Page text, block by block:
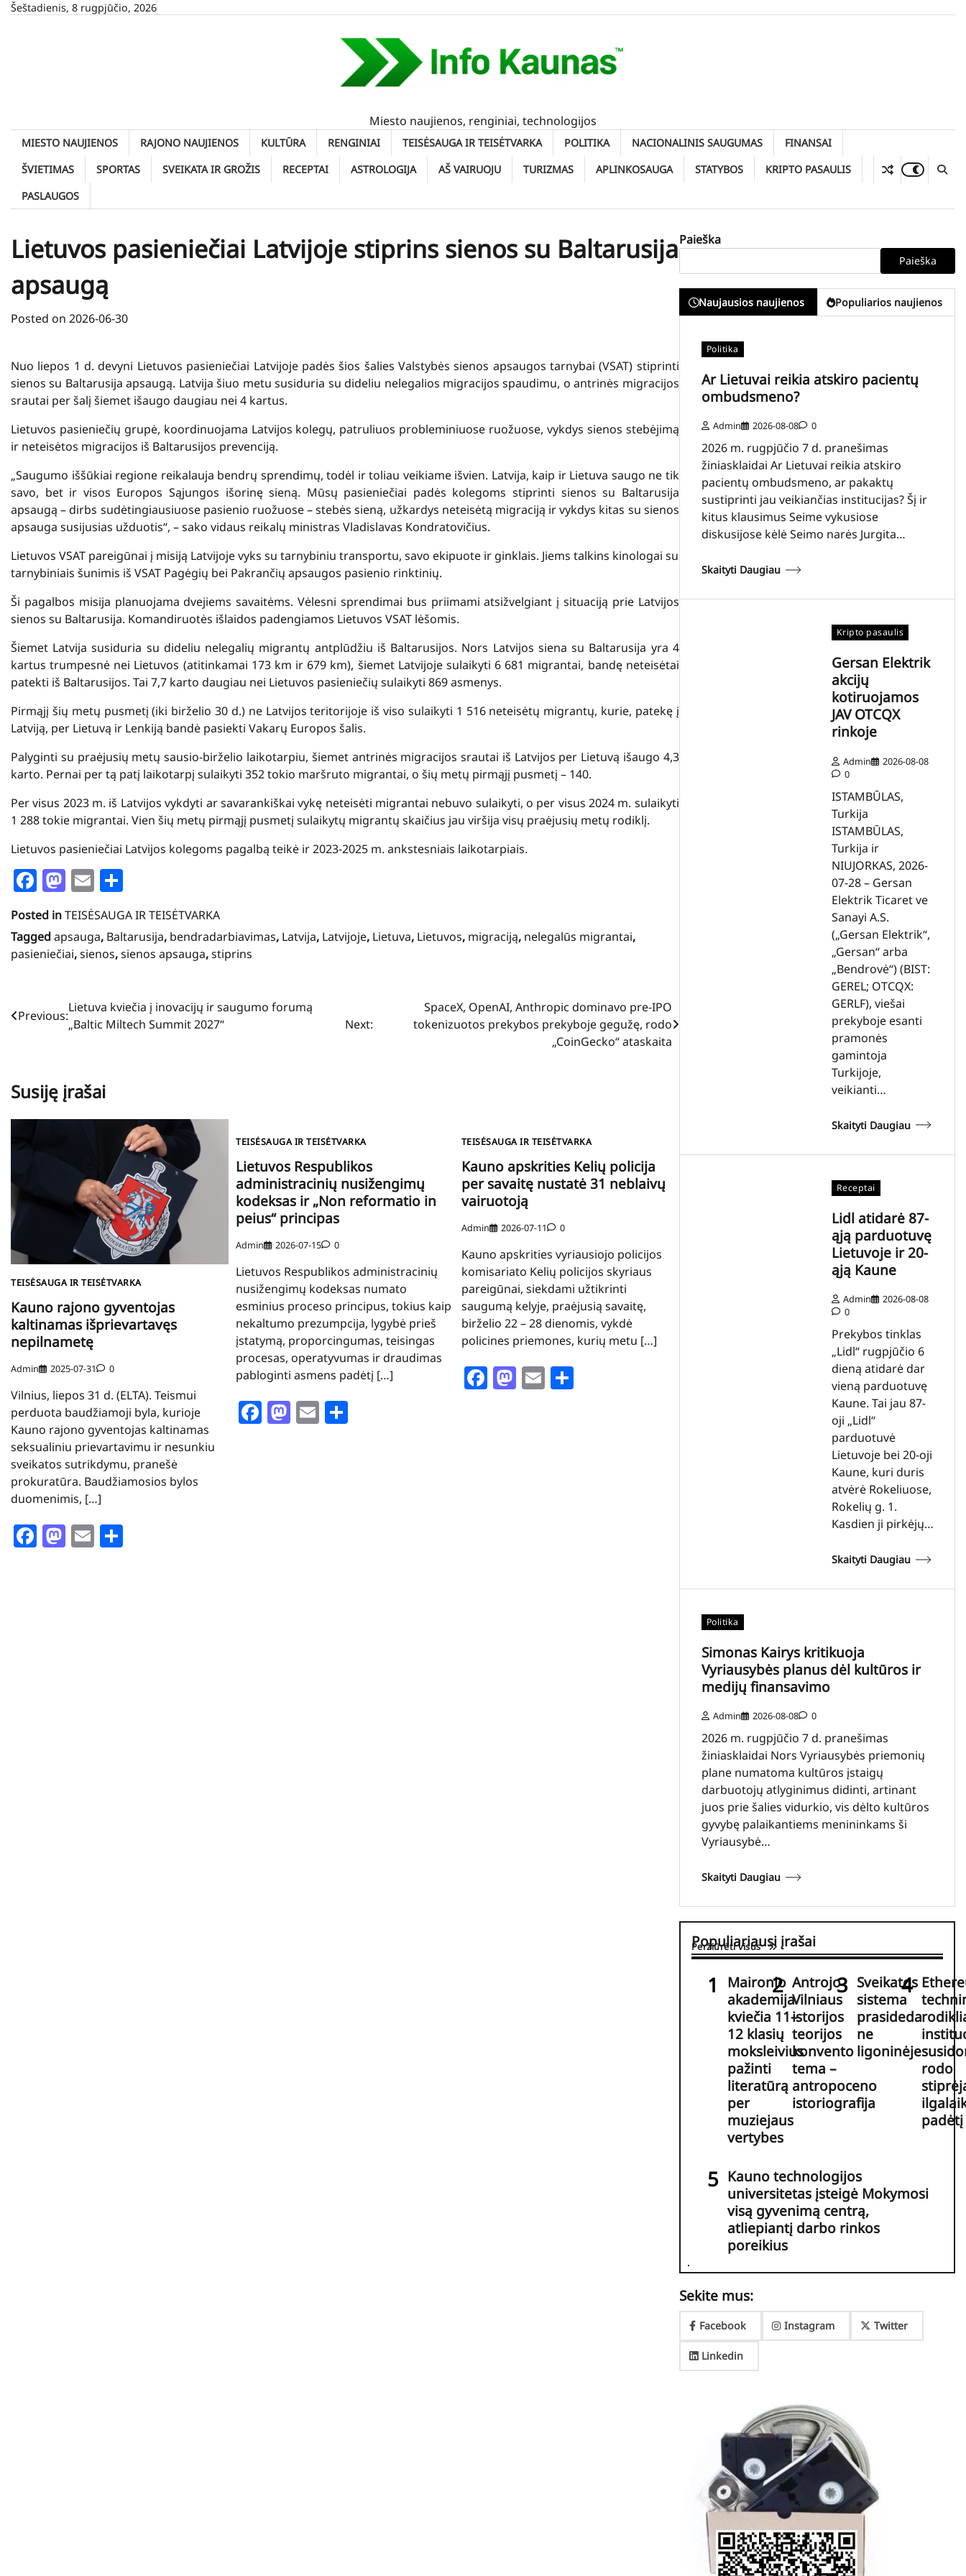
SkipŠeštadienis, 8 rugpjūčio, 2026
Miesto naujienos, renginiai, technologijos
MIESTO NAUJIENOS RAJONO NAUJIENOS KULTŪRA RENGINIAI TEISĖSAUGA IR TEISĖTVARKA POLITIKA NACIONALINIS SAUGUMAS
FINANSAI
ŠVIETIMAS
SPORTAS SVEIKATA IR GROŽIS RECEPTAI ASTROLOGIJA AŠ VAIRUOJU TURIZMAS APLINKOSAUGA STATYBOS
KRIPTO PASAULIS
PASLAUGOS
Lietuvos pasieniečiai Latvijoje stiprins sienos su Baltarusija
apsaugą
Posted on 2026-06-30
Nuo liepos 1 d. devyni Lietuvos pasieniečiai Latvijoje padės šios šalies Valstybės sienos apsaugos tarnybai (VSAT) stiprinti
sienos su Baltarusija apsaugą. Latvija šiuo metu susiduria su dideliu nelegalios migracijos spaudimu, o antrinės migracijos
srautai per šalį šiemet išaugo daugiau nei 4 kartus.
Lietuvos pasieniečių grupė, koordinuojama Latvijos kolegų, patruliuos probleminiuose ruožuose, vykdys sienos stebėjimą
ir neteisėtos migracijos iš Baltarusijos prevenciją.
„Saugumo iššūkiai regione reikalauja bendrų sprendimų, todėl ir toliau veikiame išvien. Latvija, kaip ir Lietuva saugo ne tik
savo, bet ir visos Europos Sąjungos išorinę sieną. Mūsų pasieniečiai padės kolegoms stiprinti sienos su Baltarusija
apsaugą – dirbs sudėtingiausiuose pasienio ruožuose – stebės sieną, užkardys neteisėtą migraciją ir vykdys kitas su sienos
apsauga susijusias užduotis“, – sako vidaus reikalų ministras Vladislavas Kondratovičius.
Lietuvos VSAT pareigūnai į misiją Latvijoje vyks su tarnybiniu transportu, savo ekipuote ir ginklais. Jiems talkins kinologai su
tarnybiniais šunimis iš VSAT Pagėgių bei Pakrančių apsaugos pasienio rinktinių.
Ši pagalbos misija planuojama dvejiems savaitėms. Vėlesni sprendimai bus priimami atsižvelgiant į situaciją prie Latvijos
sienos su Baltarusija. Komandiruotės išlaidos padengiamos Lietuvos VSAT lėšomis.
Šiemet Latvija susiduria su dideliu nelegalių migrantų antplūdžiu iš Baltarusijos. Nors Latvijos siena su Baltarusija yra 4
kartus trumpesnė nei Lietuvos (atitinkamai 173 km ir 679 km), šiemet Latvijoje sulaikyti 6 681 migrantai, bandę neteisėtai
patekti iš Baltarusijos. Tai 7,7 karto daugiau nei Lietuvos pasieniečių sulaikyti 869 asmenys.
Pirmąjį šių metų pusmetį (iki birželio 30 d.) ne Latvijos teritorijoje iš viso sulaikyti 1 516 neteisėtų migrantų, kurie, patekę į
Latviją, per Lietuvą ir Lenkiją bandė pasiekti Vakarų Europos šalis.
Palyginti su praėjusių metų sausio-birželio laikotarpiu, šiemet antrinės migracijos srautai iš Latvijos per Lietuvą išaugo 4,3
karto. Pernai per tą patį laikotarpį sulaikyti 352 tokio maršruto migrantai, o šių metų pirmąjį pusmetį – 140.
Per visus 2023 m. iš Latvijos vykdyti ar savarankiškai vykę neteisėti migrantai nebuvo sulaikyti, o per visus 2024 m. sulaikyti
1 288 tokie migrantai. Vien šių metų pirmąjį pusmetį sulaikytų migrantų skaičius jau viršija visų praėjusių metų rodiklį.
Lietuvos pasieniečiai Latvijos kolegoms pagalbą teikė ir 2023-2025 m. ankstesniais laikotarpiais.
Facebook
Mastodon
Email
Posted inTEISĖSAUGA IR TEISĖTVARKA
Taggedapsauga, Baltarusija, bendradarbiavimas, Latvija, Latvijoje, Lietuva, Lietuvos, migraciją, nelegalūs migrantai,
pasieniečiai,sienos,sienos apsauga,stiprins
Navigacija
Previous:
Lietuva kviečia į inovacijų ir saugumo forumą
„Baltic Miltech Summit 2027“
Next:
SpaceX, OpenAI, Anthropic dominavo pre-IPO
tokenizuotos prekybos prekyboje gegužę, rodo
„CoinGecko“ ataskaita
Susiję įrašai
TEISĖSAUGA IR TEISĖTVARKA
Kauno rajono gyventojas
kaltinamas išprievartavęs
nepilnametę
Admin 2025-07-31 0
Vilnius, liepos 31 d. (ELTA). Teismui
perduota baudžiamoji byla, kurioje
Kauno rajono gyventojas kaltinamas
seksualiniu prievartavimu ir nesunkiu
sveikatos sutrikdymu, pranešė
prokuratūra. Baudžiamosios bylos
duomenimis, […]
Facebook
Mastodon
Email
TEISĖSAUGA IR TEISĖTVARKA
Lietuvos Respublikos
administracinių nusižengimų
kodeksas ir „Non reformatio in
peius“ principas
Admin 2026-07-15 0
Lietuvos Respublikos administracinių
nusižengimų kodeksas numato
esminius proceso principus, tokius kaip
nekaltumo prezumpcija, lygybė prieš
įstatymą, proporcingumas, teisingas
procesas, operatyvumas ir draudimas
pabloginti asmens padėtį […]
Facebook
Mastodon
Email
TEISĖSAUGA IR TEISĖTVARKA
Kauno apskrities Kelių policija
per savaitę nustatė 31 neblaivų
vairuotoją
Admin 2026-07-11 0
Kauno apskrities vyriausiojo policijos
komisariato Kelių policijos skyriaus
pareigūnai, siekdami užtikrinti
saugumą kelyje, praėjusią savaitę,
birželio 22 – 28 dienomis, vykdė
policines priemones, kurių metu […]
Facebook
Mastodon
EmailShare
Paieška
Paieška
Naujausios naujienos Populiarios naujienos
Politika
Ar Lietuvai reikia atskiro pacientų
ombudsmeno?
Admin 2026-08-08 0
2026 m. rugpjūčio 7 d. pranešimas
žiniasklaidai Ar Lietuvai reikia atskiro
pacientų ombudsmeno, ar pakaktų
sustiprinti jau veikiančias institucijas? Šį ir
kitus klausimus Seime vykusiose
diskusijose kėlė Seimo narės Jurgita…
Skaityti Daugiau
Kripto pasaulis
Gersan Elektrik
akcijų
kotiruojamos
JAV OTCQX
rinkoje
Admin
2026-08-08
0
ISTAMBŪLAS,
Turkija
ISTAMBŪLAS,
Turkija ir
NIUJORKAS, 2026-
07-28 – Gersan
Elektrik Ticaret ve
Sanayi A.S.
(„Gersan Elektrik“,
„Gersan“ arba
„Bendrovė“) (BIST:
GEREL; OTCQX:
GERLF), viešai
prekyboje esanti
pramonės
gamintoja
Turkijoje,
veikianti…
Skaityti Daugiau
Receptai
Lidl atidarė 87-
ąją parduotuvę
Lietuvoje ir 20-
ąją Kaune
Admin
2026-08-08
0
Prekybos tinklas
„Lidl“ rugpjūčio 6
dieną atidarė dar
vieną parduotuvę
Kaune. Tai jau 87-
oji „Lidl“
parduotuvė
Lietuvoje bei 20-oji
Kaune, kuri duris
atvėrė Rokeliuose,
Rokelių g. 1.
Kasdien ji pirkėjų…
Skaityti Daugiau
Politika
Simonas Kairys kritikuoja
Vyriausybės planus dėl kultūros ir
medijų finansavimo
Admin 2026-08-08 0
2026 m. rugpjūčio 7 d. pranešimas
žiniasklaidai Nors Vyriausybės priemonių
plane numatoma kultūros įstaigų
darbuotojų atlyginimus didinti, artinant
juos prie šalies vidurkio, vis dėlto kultūros
gyvybę palaikantiems menininkams ši
Vyriausybė…
Skaityti Daugiau
Populiariausi įrašai
Peržiūrėti visus
Maironio
akademija
kviečia 11–
12 klasių
moksleivius
pažinti
literatūrą
per
muziejaus
vertybes
Antrojo
Vilniaus
istorijos
teorijos
konvento
tema –
antropoceno
istoriografija
Sveikatos
sistema
prasideda
ne
ligoninėje
rodo
padėtį
Kauno technologijos
universitetas įsteigė Mokymosi
visą gyvenimą centrą,
atliepiantį darbo rinkos
poreikius
Sekite mus:
Facebook Instagram Twitter
Linkedin